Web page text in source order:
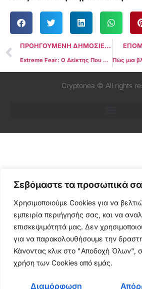
Σεβόμαστε τα προσωπικά
Χρησιμοποιούμε Cookies για να
εμπειρία περιήγησής σας, και να
επισκεψιμότητά μας. Δεν
για να παρακολουθήσουμε την
Κάνοντας κλικ στο "Αποδοχή Όλων",
χρήση των Cookies από εμάς.
Διαμόρφωση
ΠΡΟΗΓΟΥΜΕΝΗ ΔΗΜΟΣΙΕΥΣΗ
Extreme Fear: Ο Δείκτης Που Δείχνει Πανικό Στην Αγορά και Τι Γίνεται Πάντα Μετά
Cryptonea © All rights